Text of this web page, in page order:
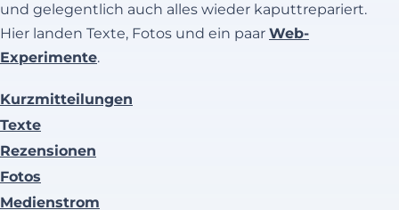
und gelegentlich auch alles wieder kaputtrepariert.
Hier landen Texte, Fotos und ein paar Web-
Experimente.
Kurzmitteilungen
Texte
Rezensionen
Fotos
Medienstrom